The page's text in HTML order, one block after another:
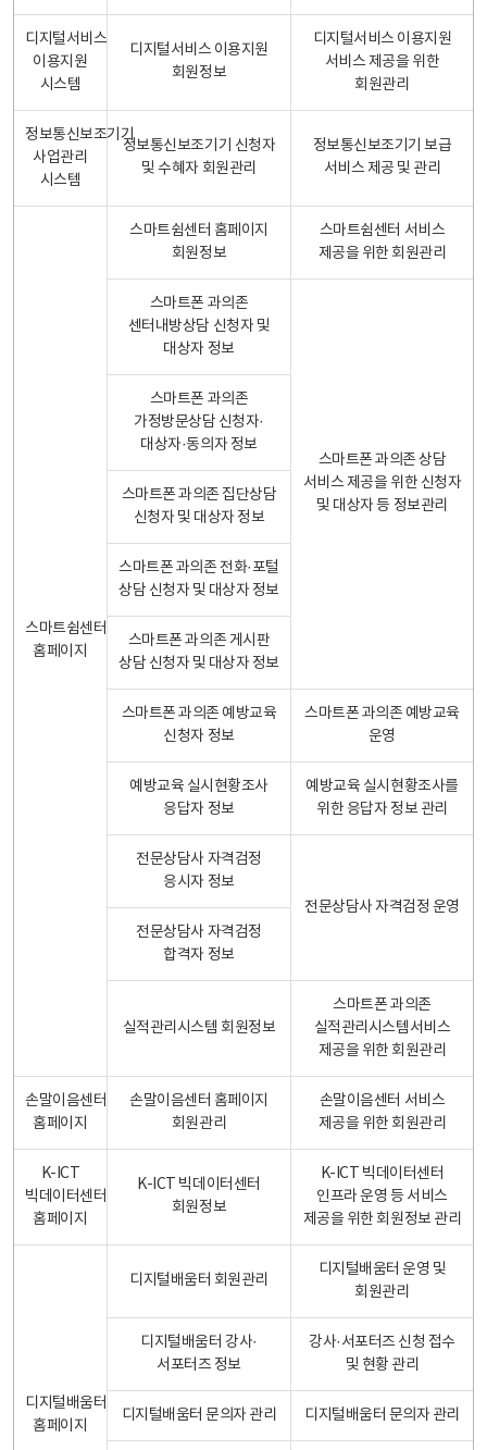
디지털서비스
이용지원
시스템
디지털서비스 이용지원
회원정보
디지털서비스 이용지원
서비스 제공을 위한
회원관리
정보통신보조기기
사업관리
시스템
정보통신보조기기 신청자
및 수혜자 회원관리
정보통신보조기기 보급
서비스 제공 및 관리
스마트쉼센터
홈페이지
스마트쉼센터 홈페이지
회원정보
스마트쉼센터 서비스
제공을 위한 회원관리
스마트폰 과의존
센터내방상담 신청자 및
대상자 정보
스마트폰 과의존 상담
서비스 제공을 위한 신청자
및 대상자 등 정보관리
스마트폰 과의존
가정방문상담 신청자·
대상자·동의자 정보
스마트폰 과의존 집단상담
신청자 및 대상자 정보
스마트폰 과의존 전화·포털
상담 신청자 및 대상자 정보
스마트폰 과의존 게시판
상담 신청자 및 대상자 정보
스마트폰 과의존 예방교육
신청자 정보
스마트폰 과의존 예방교육
운영
예방교육 실시현황조사
응답자 정보
예방교육 실시현황조사를
위한 응답자 정보 관리
전문상담사 자격검정
응시자 정보
전문상담사 자격검정 운영
전문상담사 자격검정
합격자 정보
실적관리시스템 회원정보
스마트폰 과의존
실적관리시스템서비스
제공을 위한 회원관리
손말이음센터
홈페이지
손말이음센터 홈페이지
회원관리
손말이음센터 서비스
제공을 위한 회원관리
K-ICT
빅데이터센터
홈페이지
K-ICT 빅데이터센터
회원정보
K-ICT 빅데이터센터
인프라 운영 등 서비스
제공을 위한 회원정보 관리
디지털배움터
홈페이지
디지털배움터 회원관리
디지털배움터 운영 및
회원관리
디지털배움터 강사·
서포터즈 정보
강사·서포터즈 신청 접수
및 현황 관리
디지털배움터 문의자 관리 디지털배움터 문의자 관리